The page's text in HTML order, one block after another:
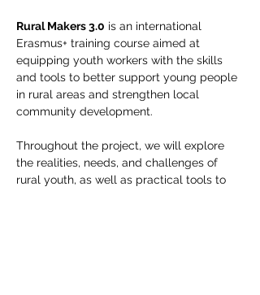
Rural Makers 3.0 is an international
Erasmus+ training course aimed at
equipping youth workers with the skills
and tools to better support young people
in rural areas and strengthen local
community development.
Throughout the project, we will explore
the realities, needs, and challenges of
rural youth, as well as practical tools to